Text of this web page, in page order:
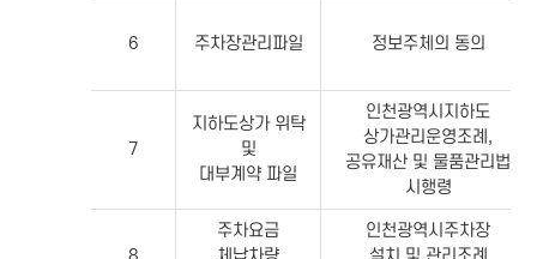
6 주차장관리파일 정보주체의 동의
7
지하도상가 위탁
및
대부계약 파일
인천광역시지하도
상가관리운영조례,
공유재산 및 물품관리법
시행령
주차요금
인천광역시주차장